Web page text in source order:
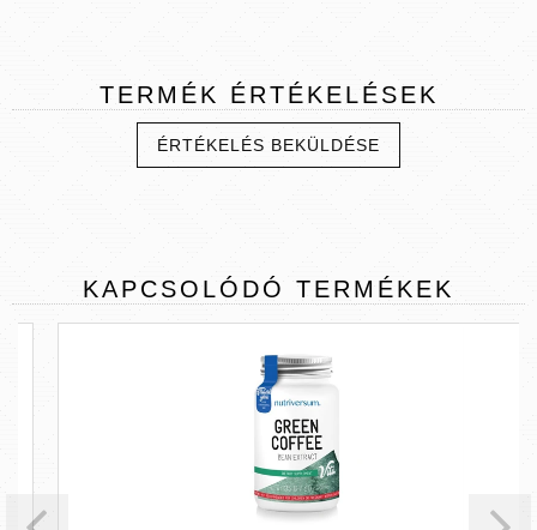
TERMÉK ÉRTÉKELÉSEK
ÉRTÉKELÉS BEKÜLDÉSE
KAPCSOLÓDÓ TERMÉKEK